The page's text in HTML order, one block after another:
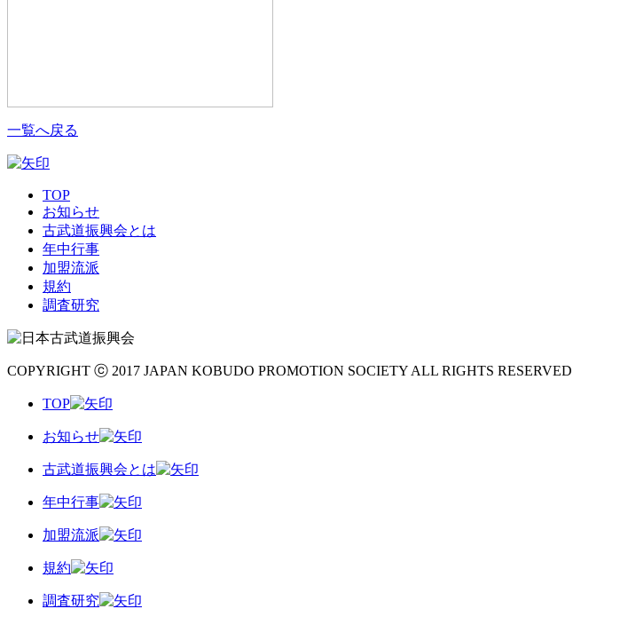
一覧へ戻る
TOP
お知らせ
古武道振興会とは
年中行事
加盟流派
規約
調査研究
COPYRIGHT ⓒ 2017 JAPAN KOBUDO PROMOTION SOCIETY ALL RIGHTS RESERVED
TOP
お知らせ
古武道振興会とは
年中行事
加盟流派
規約
調査研究